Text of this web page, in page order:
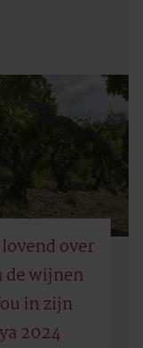
over
de wijnen
in zijn
2024